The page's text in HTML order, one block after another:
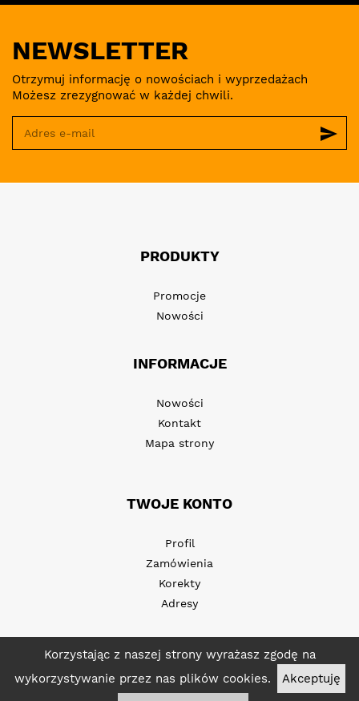
Korzystając z naszej strony wyrażasz zgodę na
wykorzystywanie przez nas plików cookies.
Akceptuję
NEWSLETTER
Otrzymuj informację o nowościach i wyprzedażach
Możesz zrezygnować w każdej chwili.
send
PRODUKTY
Promocje
Nowości
INFORMACJE
Nowości
Kontakt
Mapa strony
TWOJE KONTO
Profil
Zamówienia
Korekty
Adresy